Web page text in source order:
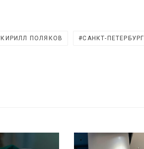
КИРИЛЛ ПОЛЯКОВ САНКТ-ПЕТЕРБУРГ